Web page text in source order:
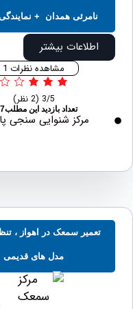
نامرئی همدان + نمایندگی زیمنس
اطلاعات بیشتر
مشاهده نظرات 1
تعداد بازدید این مطلب587
مرکز شنوایی سنجی پارس
سمعک در اهواز ، تنظیم فوری
مدل های قدیمی